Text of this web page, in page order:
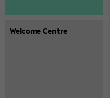
Wel­co­me Cent­re